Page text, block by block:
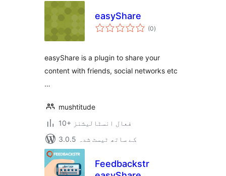
easyShare
(0مجموعی
درجہ
)
easyShare is a plugin to share your
content with friends, social networks etc
…
mushtitude
10+ فعال انسٹالیشنز
3.0.5 کے ساتھ ٹیسٹ شدہ
Feedbackstr